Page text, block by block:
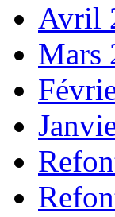
Avril
Mars